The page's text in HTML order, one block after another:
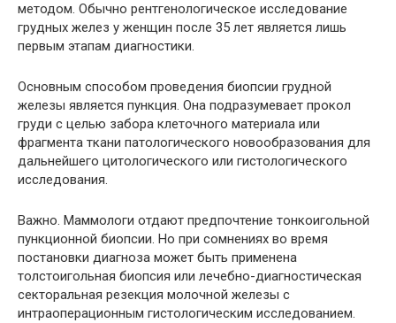
методом. Обычно рентгенологическое исследование
грудных желез у женщин после 35 лет является лишь
первым этапам диагностики.
Основным способом проведения биопсии грудной
железы является пункция. Она подразумевает прокол
груди с целью забора клеточного материала или
фрагмента ткани патологического новообразования для
дальнейшего цитологического или гистологического
исследования.
Важно. Маммологи отдают предпочтение тонкоигольной
пункционной биопсии. Но при сомнениях во время
постановки диагноза может быть применена
толстоигольная биопсия или лечебно-диагностическая
секторальная резекция молочной железы с
интраоперационным гистологическим исследованием.